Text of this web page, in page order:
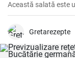
Această salată este
Gretarezepte